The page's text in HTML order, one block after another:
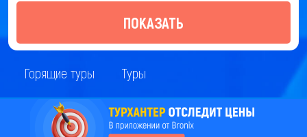
ПОКАЗАТЬ
Горящие туры Туры